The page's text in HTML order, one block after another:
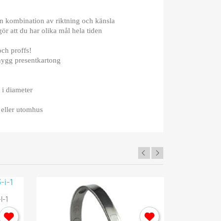
kombination av riktning och känsla
att du har olika mål hela tiden
proffs!
presentkartong
diameter
utomhus
1
×